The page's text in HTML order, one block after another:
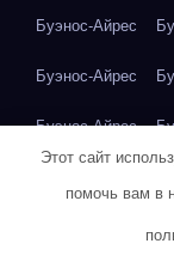
Буэнос-Айрес
Буэнос-Айрес
Буэнос-Айрес
Этот сайт
помочь вам в